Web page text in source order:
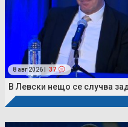
8 авг 2026 | 37
В Левски нещо се случва